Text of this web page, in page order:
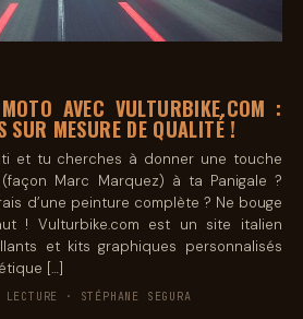
AVEC VULTURBIKE.COM :
SUR MESURE DE QUALITÉ !
et tu cherches à donner une touche
Marc Marquez) à ta Panigale ?
d’une peinture complète ? Ne bouge
! Vulturbike.com est un site italien
et kits graphiques personnalisés
[…]
· STÉPHANE SEGURA